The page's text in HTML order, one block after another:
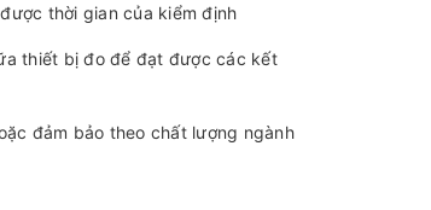
thời gian của kiểm định
thiết bị đo để đạt được các kết
đảm bảo theo chất lượng ngành